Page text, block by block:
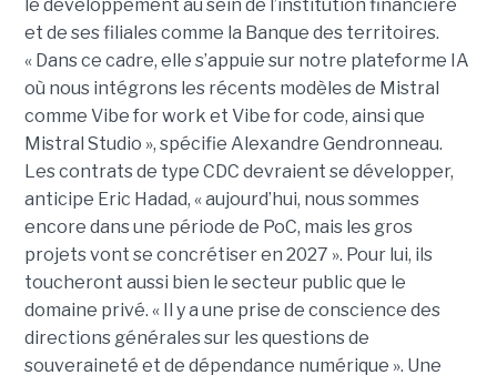
le développement au sein de l’institution financière
et de ses filiales comme la Banque des territoires.
« Dans ce cadre, elle s’appuie sur notre plateforme IA
où nous intégrons les récents modèles de Mistral
comme Vibe for work et Vibe for code, ainsi que
Mistral Studio », spécifie Alexandre Gendronneau.
Les contrats de type CDC devraient se développer,
anticipe Eric Hadad, « aujourd’hui, nous sommes
encore dans une période de PoC, mais les gros
projets vont se concrétiser en 2027 ». Pour lui, ils
toucheront aussi bien le secteur public que le
domaine privé. « Il y a une prise de conscience des
directions générales sur les questions de
souveraineté et de dépendance numérique ». Une